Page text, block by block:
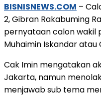
BISNISNEWS.COM –
2, Gibran Rakabuming
pernyataan calon wakil
Muhaimin Iskandar atau
Cak Imin mengatakan
Jakarta, namun
menjawab sub tema